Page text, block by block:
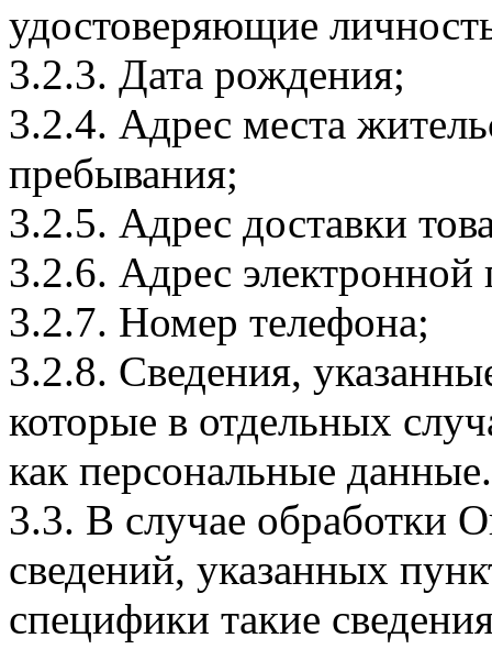
удостоверяющие
3.2.3. Дата рождения;
3.2.4. Адрес места
пребывания;
3.2.5. Адрес доставки
3.2.6. Адрес электронной
3.2.7. Номер телефона;
3.2.8. Сведения,
которые в отдельных
как персональные данные.
3.3. В случае обработки
сведений, указанных
специфики такие